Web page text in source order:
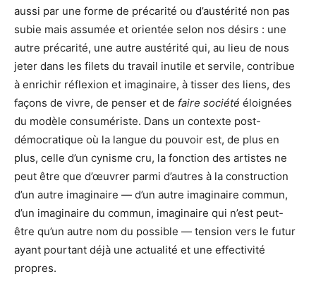
aussi par une forme de précarité ou d’austérité non pas
subie mais assumée et orientée selon nos désirs : une
autre précarité, une autre austérité qui, au lieu de nous
jeter dans les filets du travail inutile et servile, contribue
à enrichir réflexion et imaginaire, à tisser des liens, des
façons de vivre, de penser et de faire société éloignées
du modèle consumériste. Dans un contexte post-
démocratique où la langue du pouvoir est, de plus en
plus, celle d’un cynisme cru, la fonction des artistes ne
peut être que d’œuvrer parmi d’autres à la construction
d’un autre imaginaire — d’un autre imaginaire commun,
d’un imaginaire du commun, imaginaire qui n’est peut-
être qu’un autre nom du possible — tension vers le futur
ayant pourtant déjà une actualité et une effectivité
propres.